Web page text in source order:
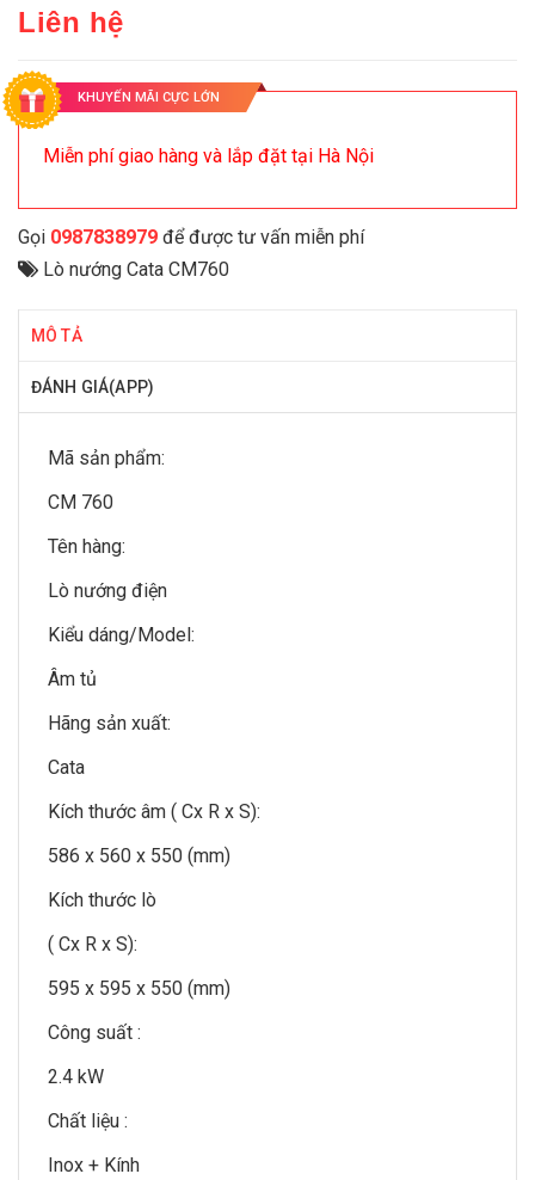
Liên hệ
KHUYẾN MÃI CỰC LỚN
Miễn phí giao hàng và lắp đặt tại Hà Nội
Gọi 0987838979 để được tư vấn miễn phí
Lò nướng Cata CM760
MÔ TẢ
ĐÁNH GIÁ(APP)
Mã sản phẩm:
CM 760
Tên hàng:
Lò nướng điện
Kiểu dáng/Model:
Âm tủ
Hãng sản xuất:
Cata
Kích thước âm ( Cx R x S):
586 x 560 x 550 (mm)
Kích thước lò
( Cx R x S):
595 x 595 x 550 (mm)
Công suất :
2.4 kW
Chất liệu :
Inox + Kính